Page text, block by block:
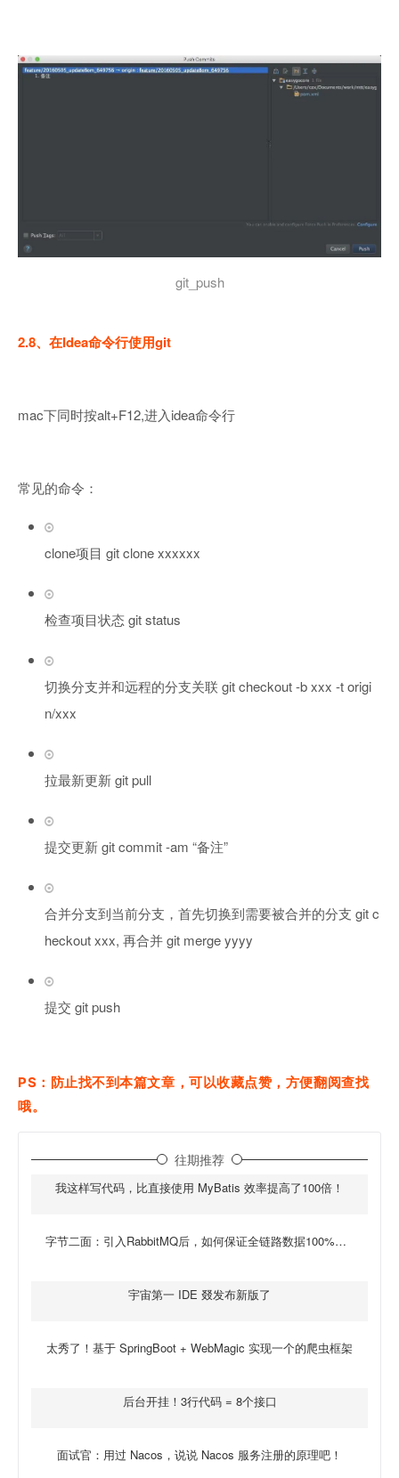
git_push
2.8、在Idea命令行使用git
mac下同时按alt+F12,进入idea命令行
常见的命令：
clone项目 git clone xxxxxx
检查项目状态 git status
切换分支并和远程的分支关联 git checkout -b xxx -t origi
n/xxx
拉最新更新 git pull
提交更新 git commit -am “备注”
合并分支到当前分支，首先切换到需要被合并的分支 git c
heckout xxx, 再合并 git merge yyyy
提交 git push
PS：防止找不到本篇文章，可以收藏点赞，方便翻阅查找
哦。
往期推荐
我这样写代码，比直接使用 MyBatis 效率提高了100倍！
字节二面：引入RabbitMQ后，如何保证全链路数据100%不丢失？
宇宙第一 IDE 叕发布新版了
太秀了！基于 SpringBoot + WebMagic 实现一个的爬虫框架
后台开挂！3行代码 = 8个接口
面试官：用过 Nacos，说说 Nacos 服务注册的原理吧！